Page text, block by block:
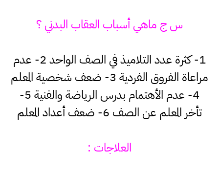
س ج ماهي أسباب العقاب البدني ؟
1- كثرة عدد التلاميذ في الصف الواحد 2- عدم
مراعاة الفروق الفردية 3- ضعف شخصية المعلم
4- عدم الأهتمام بدرس الرياضة والفنية 5-
تأخر المعلم عن الصف 6- ضعف أعداد المعلم
العلاجات :